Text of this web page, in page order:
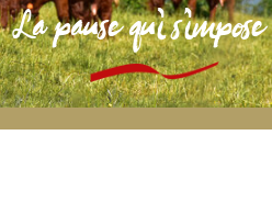
La pause qui s'impose